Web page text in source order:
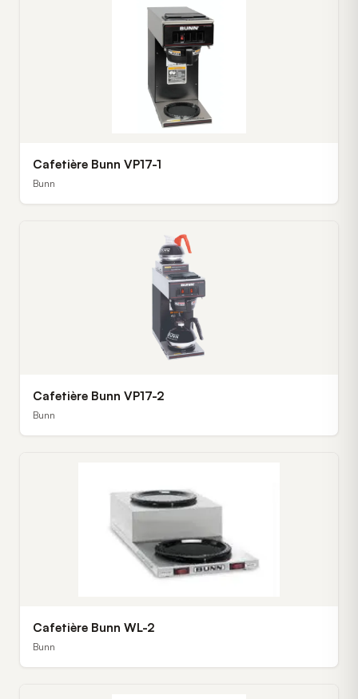
Cafetière Bunn VP17-1
Bunn
Cafetière Bunn VP17-2
Bunn
Cafetière Bunn WL-2
Bunn